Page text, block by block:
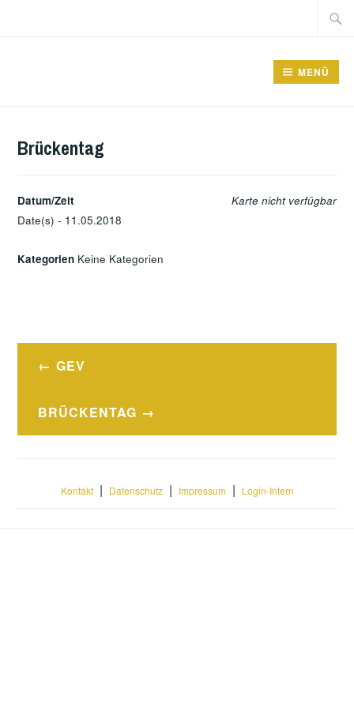
Suche
MENÜ
Brückentag
Karte nicht verfügbar
Datum/Zeit
Date(s) - 11.05.2018
Kategorien Keine Kategorien
Beitragsnavigation
GEV
BRÜCKENTAG
Kontakt| Datenschutz| Impressum| Login-Intern